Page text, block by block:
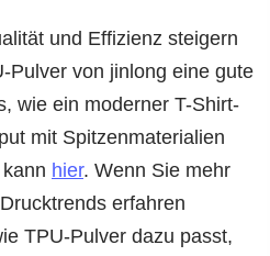
und Effizienz steigern
Pulver von jinlong eine gute
wie ein moderner T-Shirt-
mit Spitzenmaterialien
hier. Wenn Sie mehr
erfahren
TPU-Pulver dazu passt,